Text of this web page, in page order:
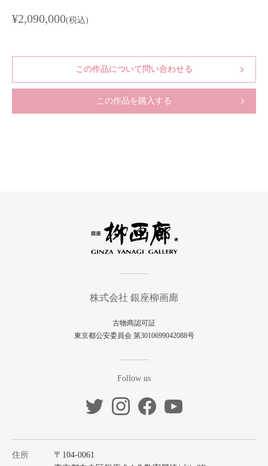
¥2,090,000(税込)
この作品について問い合わせる
この作品を購入する
株式会社 銀座柳画廊
古物商認可証
東京都公安委員会 第3010699042088号
Follow us
住所
〒104-0061